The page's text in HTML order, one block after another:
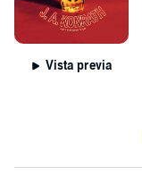
Vista previa